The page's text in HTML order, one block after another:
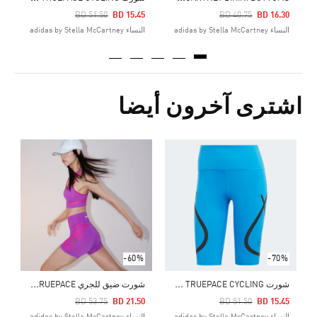
Price Reduced From
BD 40.75
To BD 16.30
النساء adidas by Stella McCartney
Price Reduced From
BD 51.50
To BD 15.45
النساء adidas by Stella McCartney
اشترى آخرون أيضا
-70%
ش
ورت ADIDAS BY STELLA MCCARTNEY TRUEPACE CYCLING
Price Reduced From
BD 51.50
To BD 15.45
-60%
ش
ورت ضيق للجري ADIDAS BY STELLA MCCARTNEY TRUEPACE
Price Reduced From
BD 53.75
To BD 21.50
Price Reduced From